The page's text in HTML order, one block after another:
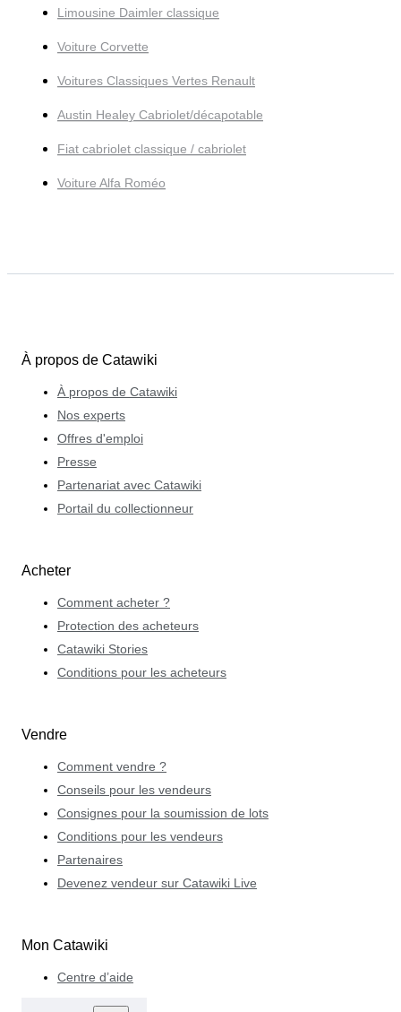
Limousine Daimler classique
Voiture Corvette
Voitures Classiques Vertes Renault
Austin Healey Cabriolet/décapotable
Fiat cabriolet classique / cabriolet
Voiture Alfa Roméo
À propos de Catawiki
À propos de Catawiki
Nos experts
Offres d'emploi
Presse
Partenariat avec Catawiki
Portail du collectionneur
Acheter
Comment acheter ?
Protection des acheteurs
Catawiki Stories
Conditions pour les acheteurs
Vendre
Comment vendre ?
Conseils pour les vendeurs
Consignes pour la soumission de lots
Conditions pour les vendeurs
Partenaires
Devenez vendeur sur Catawiki Live
Mon Catawiki
Centre d’aide